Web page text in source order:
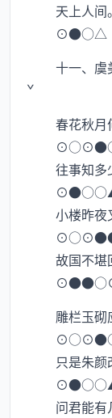
天上人间。
⊙●○△
十一、
ˇ
春花秋月
往事知多
小楼昨夜
故国不堪回
雕栏玉砌
只是朱颜
问君能有